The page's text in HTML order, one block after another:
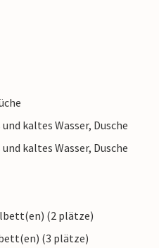
kaltes Wasser, Dusche
kaltes Wasser, Dusche
(2 plätze)
(3 plätze)